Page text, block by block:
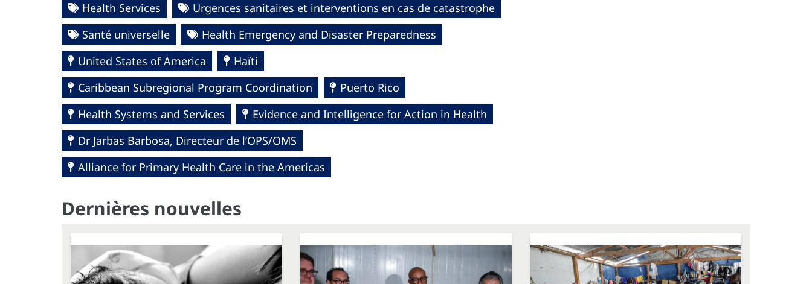
Health Services
Urgences sanitaires et interventions en cas de catastrophe
Santé universelle
Health Emergency and Disaster Preparedness
United States of America
Haïti
Caribbean Subregional Program Coordination
Puerto Rico
Health Systems and Services
Evidence and Intelligence for Action in Health
Dr Jarbas Barbosa, Directeur de l’OPS/OMS
Alliance for Primary Health Care in the Americas
Dernières nouvelles